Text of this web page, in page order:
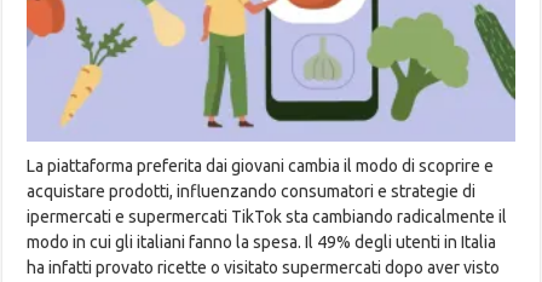
La piattaforma preferita dai giovani cambia il modo di scoprire e
acquistare prodotti, influenzando consumatori e strategie di
ipermercati e supermercati TikTok sta cambiando radicalmente il
modo in cui gli italiani fanno la spesa. Il 49% degli utenti in Italia
ha infatti provato ricette o visitato supermercati dopo aver visto